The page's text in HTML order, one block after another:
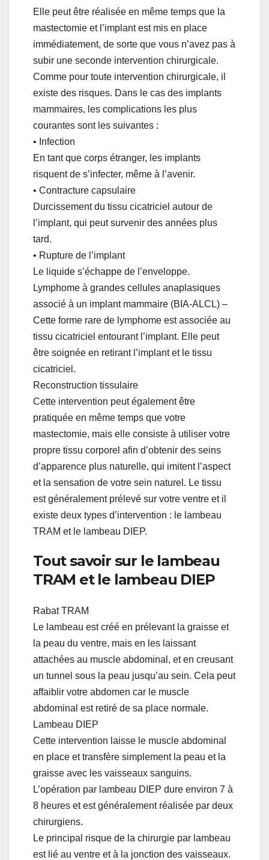
Elle peut être réalisée en même temps que la
mastectomie et l’implant est mis en place
immédiatement, de sorte que vous n’avez pas à
subir une seconde intervention chirurgicale.
Comme pour toute intervention chirurgicale, il
existe des risques. Dans le cas des implants
mammaires, les complications les plus
courantes sont les suivantes :
• Infection
En tant que corps étranger, les implants
risquent de s’infecter, même à l’avenir.
• Contracture capsulaire
Durcissement du tissu cicatriciel autour de
l’implant, qui peut survenir des années plus
tard.
• Rupture de l’implant
Le liquide s’échappe de l’enveloppe.
Lymphome à grandes cellules anaplasiques
associé à un implant mammaire (BIA-ALCL) –
Cette forme rare de lymphome est associée au
tissu cicatriciel entourant l’implant. Elle peut
être soignée en retirant l’implant et le tissu
cicatriciel.
Reconstruction tissulaire
Cette intervention peut également être
pratiquée en même temps que votre
mastectomie, mais elle consiste à utiliser votre
propre tissu corporel afin d’obtenir des seins
d’apparence plus naturelle, qui imitent l’aspect
et la sensation de votre sein naturel. Le tissu
est généralement prélevé sur votre ventre et il
existe deux types d’intervention : le lambeau
TRAM et le lambeau DIEP.
Tout savoir sur le lambeau
TRAM et le lambeau DIEP
Rabat TRAM
Le lambeau est créé en prélevant la graisse et
la peau du ventre, mais en les laissant
attachées au muscle abdominal, et en creusant
un tunnel sous la peau jusqu’au sein. Cela peut
affaiblir votre abdomen car le muscle
abdominal est retiré de sa place normale.
Lambeau DIEP
Cette intervention laisse le muscle abdominal
en place et transfère simplement la peau et la
graisse avec les vaisseaux sanguins.
L’opération par lambeau DIEP dure environ 7 à
8 heures et est généralement réalisée par deux
chirurgiens.
Le principal risque de la chirurgie par lambeau
est lié au ventre et à la jonction des vaisseaux.